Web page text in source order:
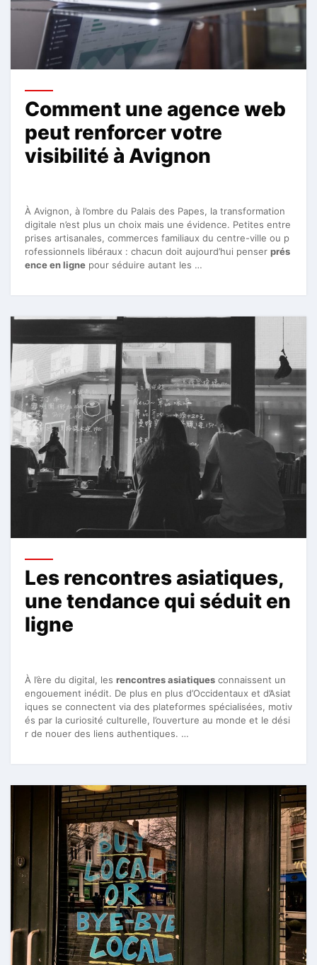
Comment une agence web
peut renforcer votre
visibilité à Avignon
À Avignon, à l’ombre du Palais des Papes, la transformation
digitale n’est plus un choix mais une évidence. Petites entre
prises artisanales, commerces familiaux du centre-ville ou p
rofessionnels libéraux : chacun doit aujourd’hui penser prés
ence en ligne pour séduire autant les …
Les rencontres asiatiques,
une tendance qui séduit en
ligne
À l’ère du digital, les rencontres asiatiques connaissent un
engouement inédit. De plus en plus d’Occidentaux et d’Asiat
iques se connectent via des plateformes spécialisées, motiv
és par la curiosité culturelle, l’ouverture au monde et le dési
r de nouer des liens authentiques. …